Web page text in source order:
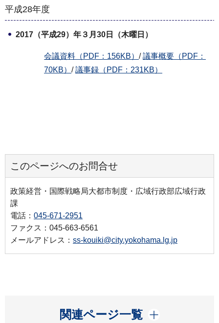
平成28年度
2017（平成29）年３月30日（木曜日）
会議資料（PDF：156KB） /議事概要（PDF：
70KB） /議事録（PDF：231KB）
このページへのお問合せ
政策経営・国際戦略局大都市制度・広域行政部広域行政
課
電話： 045-671-2951
ファクス：045-663-6561
メールアドレス： ss-kouiki@city.yokohama.lg.jp
関連ページ一覧
開く